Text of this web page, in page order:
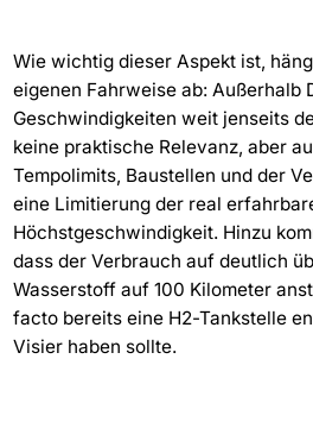
Wie wichtig dieser Aspekt ist,
eigenen Fahrweise ab: Außerhalb
Geschwindigkeiten weit jenseits
keine praktische Relevanz, aber
Tempolimits, Baustellen und der
eine Limitierung der real
Höchstgeschwindigkeit. Hinzu
dass der Verbrauch auf deutlich
Wasserstoff auf 100 Kilometer
facto bereits eine H2-Tankstelle
Visier haben sollte.